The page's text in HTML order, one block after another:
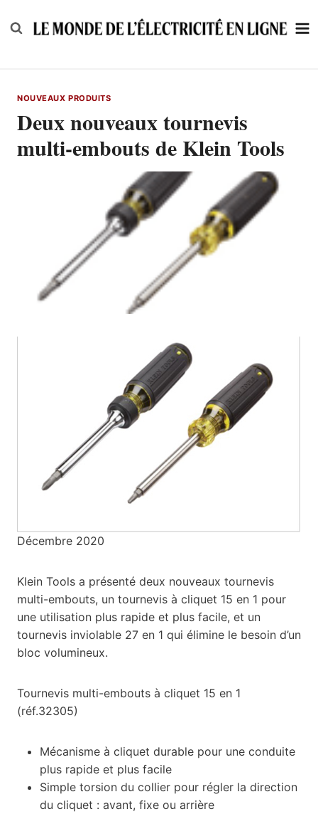
to
NOUVEAUX PRODUITS
Deux nouveaux tournevis
multi-embouts de Klein Tools
Décembre 2020
Klein Tools a présenté deux nouveaux tournevis
multi-embouts, un tournevis à cliquet 15 en 1 pour
une utilisation plus rapide et plus facile, et un
tournevis inviolable 27 en 1 qui élimine le besoin d’un
bloc volumineux.
Tournevis multi-embouts à cliquet 15 en 1
(réf.32305)
Mécanisme à cliquet durable pour une conduite
plus rapide et plus facile
Simple torsion du collier pour régler la direction
du cliquet : avant, fixe ou arrière